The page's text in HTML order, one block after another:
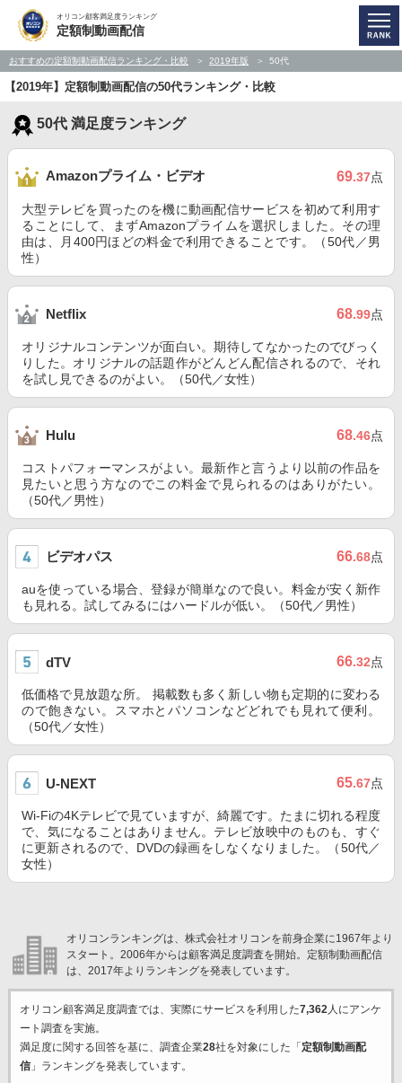
オリコン顧客満足度ランキング
定額制動画配信
おすすめの定額制動画配信ランキング・比較 2019年版 50代
【2019年】定額制動画配信の50代ランキング・比較
50代 満足度ランキング
Amazonプライム・ビデオ 69.37点
大型テレビを買ったのを機に動画配信サービスを初めて利用す
ることにして、まずAmazonプライムを選択しました。その理
由は、月400円ほどの料金で利用できることです。（50代／男
性）
Netflix 68.99点
オリジナルコンテンツが面白い。期待してなかったのでびっく
りした。オリジナルの話題作がどんどん配信されるので、それ
を試し見できるのがよい。（50代／女性）
Hulu 68.46点
コストパフォーマンスがよい。最新作と言うより以前の作品を
見たいと思う方なのでこの料金で見られるのはありがたい。
（50代／男性）
ビデオパス 66.68点
auを使っている場合、登録が簡単なので良い。料金が安く新作
も見れる。試してみるにはハードルが低い。（50代／男性）
dTV 66.32点
低価格で見放題な所。 掲載数も多く新しい物も定期的に変わる
ので飽きない。スマホとパソコンなどどれでも見れて便利。
（50代／女性）
U-NEXT 65.67点
Wi-Fiの4Kテレビで見ていますが、綺麗です。たまに切れる程度
で、気になることはありません。テレビ放映中のものも、すぐ
に更新されるので、DVDの録画をしなくなりました。（50代／
女性）
オリコンランキングは、株式会社オリコンを前身企業に1967年より
スタート。2006年からは顧客満足度調査を開始。定額制動画配信
は、2017年よりランキングを発表しています。
オリコン顧客満足度調査では、実際にサービスを利用した7,362人にアンケ
ート調査を実施。
満足度に関する回答を基に、調査企業28社を対象にした「 定額制動画配
信」ランキングを発表しています。